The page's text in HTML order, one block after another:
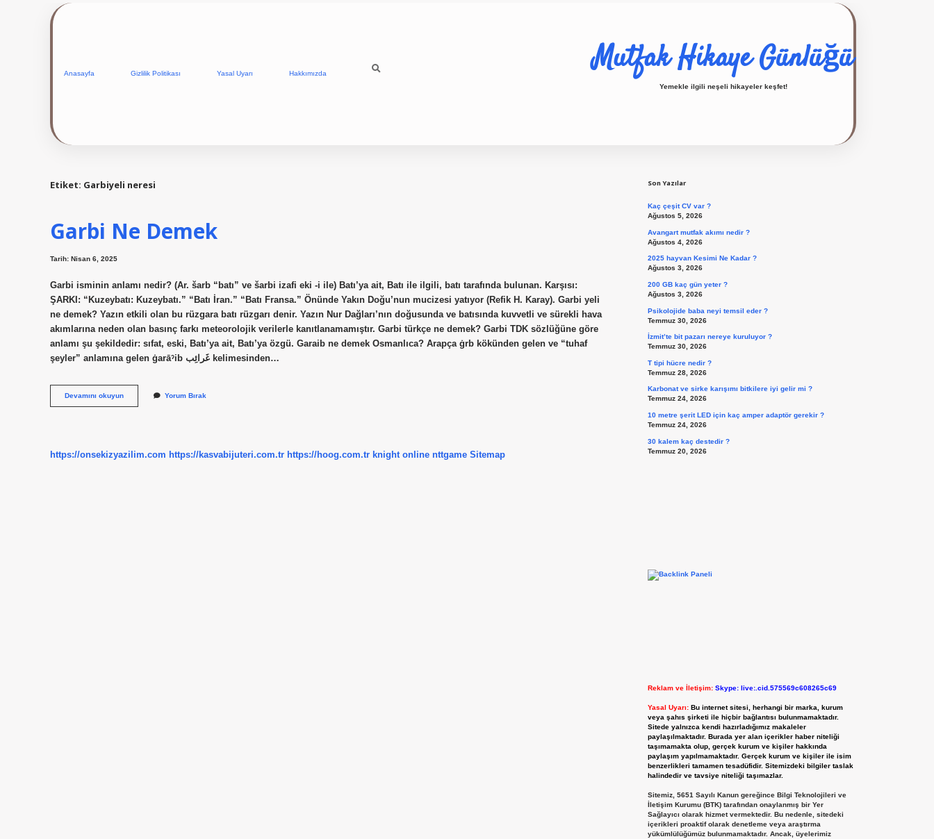
Anasayfa Gizlilik Politikası Yasal Uyarı Hakkımızda Mutfak Hikaye Günlüğü
Yemekle ilgili neşeli hikayeler keşfet!
Etiket: Garbiyeli neresi
Garbi Ne Demek
Tarih: Nisan 6, 2025
Garbi isminin anlamı nedir? (Ar. šarb “batı” ve šarbі izafi eki -і ile) Batı’ya ait, Batı ile ilgili, batı tarafında bulunan. Karşısı:
ŞARKI: “Kuzeybatı: Kuzeybatı.” “Batı İran.” “Batı Fransa.” Önünde Yakın Doğu’nun mucizesi yatıyor (Refik H. Karay). Garbi yeli
ne demek? Yazın etkili olan bu rüzgara batı rüzgarı denir. Yazın Nur Dağları’nın doğusunda ve batısında kuvvetli ve sürekli hava
akımlarına neden olan basınç farkı meteorolojik verilerle kanıtlanamamıştır. Garbi türkçe ne demek? Garbi TDK sözlüğüne göre
anlamı şu şekildedir: sıfat, eski, Batı’ya ait, Batı’ya özgü. Garaib ne demek Osmanlıca? Arapça ġrb kökünden gelen ve “tuhaf
şeyler” anlamına gelen ġarāˀib غَرائِب kelimesinden…
Devamını okuyunGarbi
Ne
Yorum Bırak
https://onsekizyazilim.com https://kasvabijuteri.com.tr https://hoog.com.tr knight online nttgame Sitemap
Son Yazılar
Kaç çeşit CV var ?
Ağustos 5, 2026
Avangart mutfak akımı nedir ?
Ağustos 4, 2026
2025 hayvan Kesimi Ne Kadar ?
Ağustos 3, 2026
200 GB kaç gün yeter ?
Ağustos 3, 2026
Psikolojide baba neyi temsil eder ?
Temmuz 30, 2026
İzmit’te bit pazarı nereye kuruluyor ?
Temmuz 30, 2026
T tipi hücre nedir ?
Temmuz 28, 2026
Karbonat ve sirke karışımı bitkilere iyi gelir mi ?
Temmuz 24, 2026
10 metre şerit LED için kaç amper adaptör gerekir ?
Temmuz 24, 2026
30 kalem kaç destedir ?
Temmuz 20, 2026
Reklam ve İletişim: Skype: live:.cid.575569c608265c69
Yasal Uyarı: Bu internet sitesi, herhangi bir marka, kurum
veya şahıs şirketi ile hiçbir bağlantısı bulunmamaktadır.
Sitede yalnızca kendi hazırladığımız makaleler
paylaşılmaktadır. Burada yer alan içerikler haber niteliği
taşımamakta olup, gerçek kurum ve kişiler hakkında
paylaşım yapılmamaktadır. Gerçek kurum ve kişiler ile isim
benzerlikleri tamamen tesadüfidir. Sitemizdeki bilgiler taslak
halindedir ve tavsiye niteliği taşımazlar.
Sitemiz, 5651 Sayılı Kanun gereğince Bilgi Teknolojileri ve
İletişim Kurumu (BTK) tarafından onaylanmış bir Yer
Sağlayıcı olarak hizmet vermektedir. Bu nedenle, sitedeki
içerikleri proaktif olarak denetleme veya araştırma
yükümlülüğümüz bulunmamaktadır. Ancak, üyelerimiz